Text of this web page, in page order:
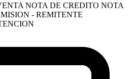
NOTA DE CREDITO NOTA
- REMITENTE